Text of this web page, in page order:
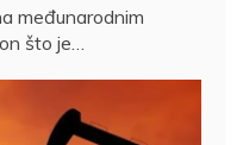
međunarodnim
što je…